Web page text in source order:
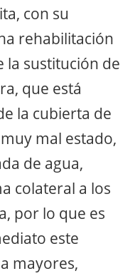
con su
rehabilitación
la sustitución de
que está
la cubierta de
mal estado,
de agua,
colateral a los
por lo que es
este
mayores,